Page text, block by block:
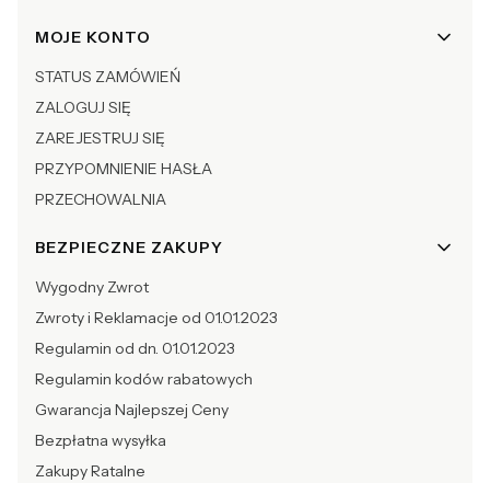
Linki w stopce
MOJE KONTO
STATUS ZAMÓWIEŃ
ZALOGUJ SIĘ
ZAREJESTRUJ SIĘ
PRZYPOMNIENIE HASŁA
PRZECHOWALNIA
BEZPIECZNE ZAKUPY
Wygodny Zwrot
Zwroty i Reklamacje od 01.01.2023
Regulamin od dn. 01.01.2023
Regulamin kodów rabatowych
Gwarancja Najlepszej Ceny
Bezpłatna wysyłka
Zakupy Ratalne